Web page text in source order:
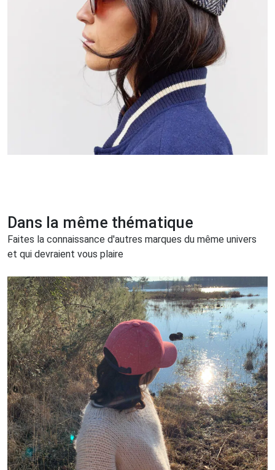
Dans la même thématique
Faites la connaissance d'autres marques du même univers
et qui devraient vous plaire